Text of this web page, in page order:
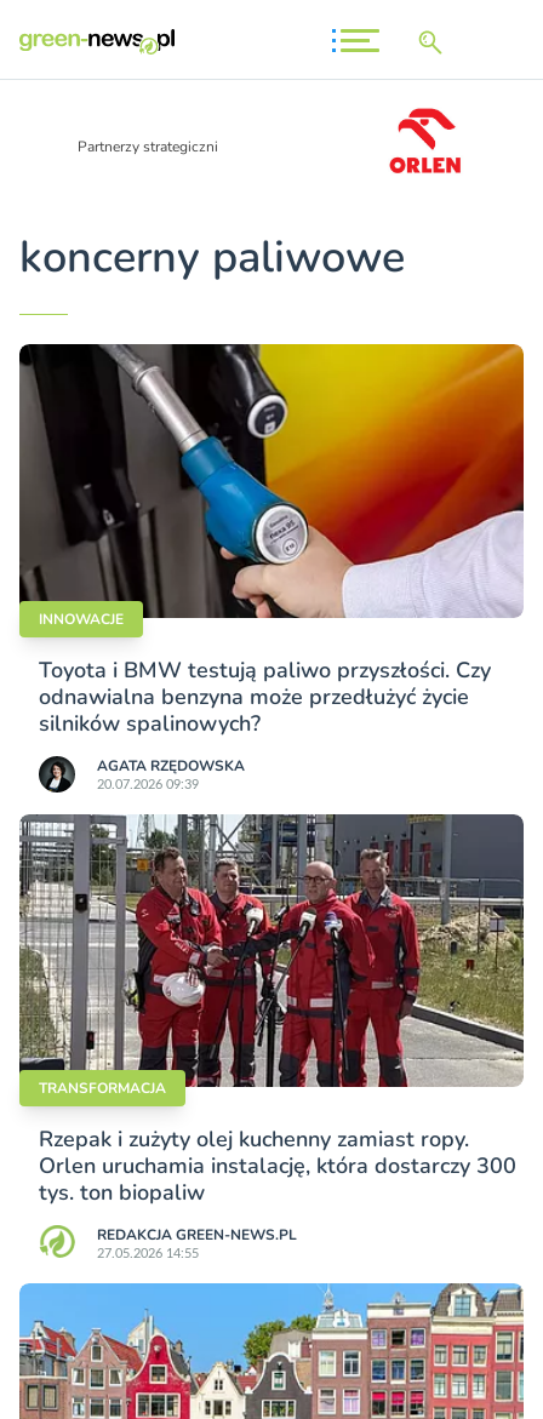
Partnerzy strategiczni
koncerny paliwowe
INNOWACJE
Toyota i BMW testują paliwo przyszłości. Czy
odnawialna benzyna może przedłużyć życie
silników spalinowych?
AGATA RZĘDOWSKA
20.07.2026 09:39
TRANSFORMACJA
Rzepak i zużyty olej kuchenny zamiast ropy.
Orlen uruchamia instalację, która dostarczy 300
tys. ton biopaliw
REDAKCJA GREEN-NEWS.PL
27.05.2026 14:55